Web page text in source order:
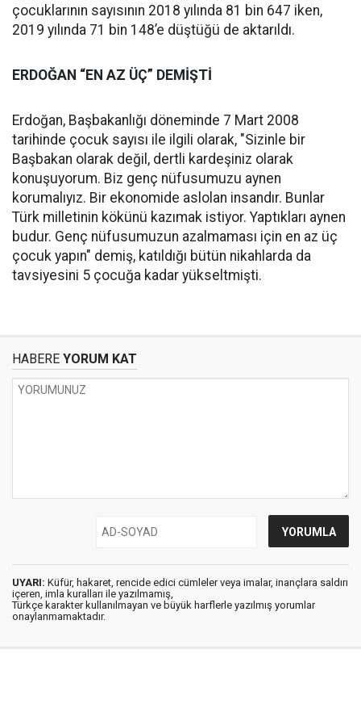
çocuklarının sayısının 2018 yılında 81 bin 647 iken,
2019 yılında 71 bin 148’e düştüğü de aktarıldı.
ERDOĞAN “EN AZ ÜÇ” DEMİŞTİ
Erdoğan, Başbakanlığı döneminde 7 Mart 2008
tarihinde çocuk sayısı ile ilgili olarak, "Sizinle bir
Başbakan olarak değil, dertli kardeşiniz olarak
konuşuyorum. Biz genç nüfusumuzu aynen
korumalıyız. Bir ekonomide aslolan insandır. Bunlar
Türk milletinin kökünü kazımak istiyor. Yaptıkları aynen
budur. Genç nüfusumuzun azalmaması için en az üç
çocuk yapın" demiş, katıldığı bütün nikahlarda da
tavsiyesini 5 çocuğa kadar yükseltmişti.
HABERE YORUM KAT
UYARI: Küfür, hakaret, rencide edici cümleler veya imalar, inançlara saldırı
içeren, imla kuralları ile yazılmamış,
Türkçe karakter kullanılmayan ve büyük harflerle yazılmış yorumlar
onaylanmamaktadır.